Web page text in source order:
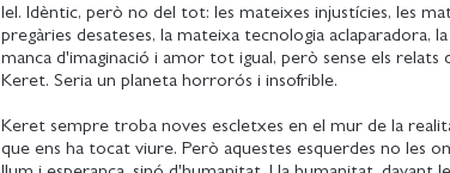
lel. Idèntic, però no del tot: les mateixes injustícies, les
pregàries desateses, la mateixa tecnologia aclaparadora,
manca d'imaginació i amor tot igual, però sense els relats
Keret. Seria un planeta horrorós i insofrible.
Keret sempre troba noves escletxes en el mur de la
que ens ha tocat viure. Però aquestes esquerdes no les